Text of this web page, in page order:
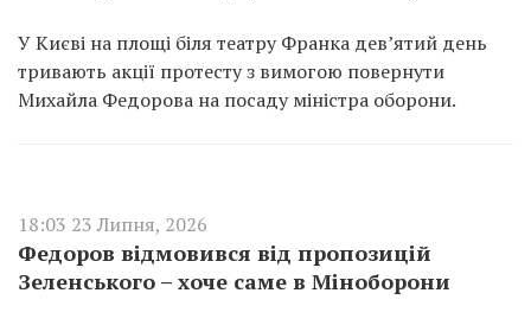
У Києві на площі біля театру Франка дев’ятий день
тривають акції протесту з вимогою повернути
Михайла Федорова на посаду міністра оборони.
18:03 23 Липня, 2026
Федоров відмовився від пропозицій
Зеленського – хоче саме в Міноборони